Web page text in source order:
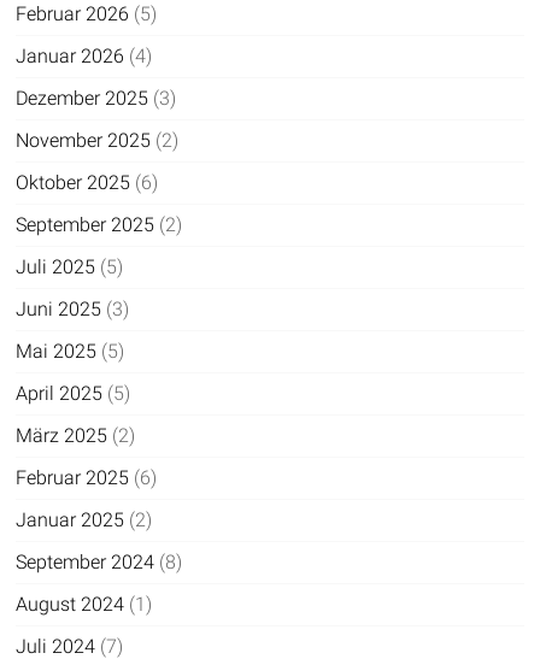
Februar 2026 (5)
Januar 2026 (4)
Dezember 2025 (3)
November 2025 (2)
Oktober 2025 (6)
September 2025 (2)
Juli 2025 (5)
Juni 2025 (3)
Mai 2025 (5)
April 2025 (5)
März 2025 (2)
Februar 2025 (6)
Januar 2025 (2)
September 2024 (8)
August 2024 (1)
Juli 2024 (7)